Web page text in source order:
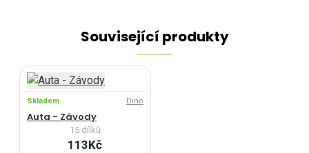
Související produkty
Skladem Dino
Auta - Závody
15 dílků
113Kč